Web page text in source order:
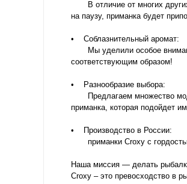
В отличие от многих других
на паузу, приманка будет
• Соблазнительный аромат:
Мы уделили особое
соответствующим образом!
• Разнообразие выбора:
Предлагаем множество
приманка, которая подойдет
• Производство в России:
приманки Croxy с гордостью
Наша миссия — делать
Croxy – это превосходство в